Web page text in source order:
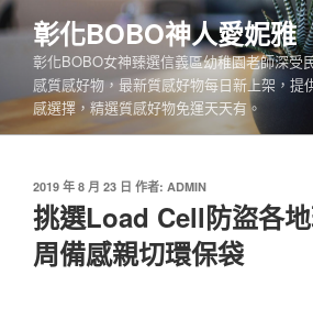
跳
至
內
彰化BOBO神人愛妮雅
彰化BOBO女神臻選信義區幼稚園老師深受
感質感好物，最新質感好物每日新上架，提
感選擇，精選質感好物免運天天有。
發
佈
於
2019 年 8 月 23 日 作者: ADMIN
挑選Load Cell防盜各
周備感親切環保袋